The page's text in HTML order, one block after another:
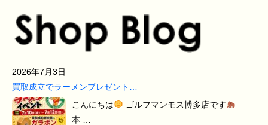
2026年7月3日
買取成立でラーメンプレゼント…
こんにちは
ゴルフマンモス博多店です
本 …